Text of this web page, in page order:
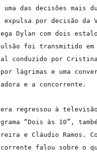
uma das decisões mais
por decisão da
Dylan com dois
foi transmitido
conduzido por
lágrimas e uma
e a concorrente.
regressou à televisão
“Dois às 10”,
e Cláudio Ramos.
falou sobre o